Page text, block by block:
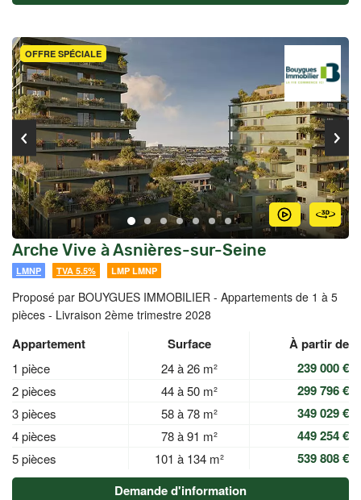
OFFRE SPÉCIALE
Arche Vive à Asnières-sur-Seine
LMNP TVA 5.5% LMP LMNP
Proposé par BOUYGUES IMMOBILIER - Appartements de 1 à 5
pièces - Livraison 2ème trimestre 2028
Appartement Surface À partir de
1 pièce 24 à 26 m² 239 000 €
2 pièces 44 à 50 m² 299 796 €
3 pièces 58 à 78 m² 349 029 €
4 pièces 78 à 91 m² 449 254 €
5 pièces 101 à 134 m²
539 808 €
Demande d'information